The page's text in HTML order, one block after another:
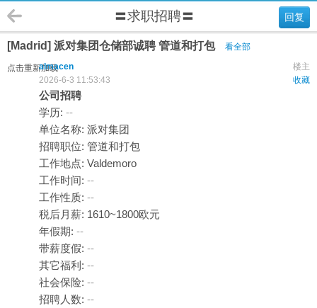
回复
〓求职招聘〓
[Madrid] 派对集团仓储部诚聘 管道和打包 看全部
点击重新加载 楼主
almacen
收藏
2026-6-3 11:53:43
公司招聘
学历: --
单位名称: 派对集团
招聘职位: 管道和打包
工作地点: Valdemoro
工作时间: --
工作性质: --
税后月薪: 1610~1800欧元
年假期: --
带薪度假: --
其它福利: --
社会保险: --
招聘人数: --